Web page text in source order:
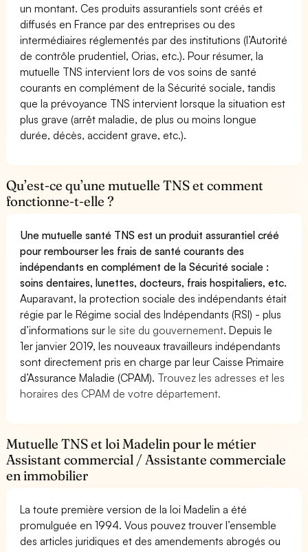
un montant. Ces produits assurantiels sont créés et
diffusés en France par des entreprises ou des
intermédiaires réglementés par des institutions (l’Autorité
de contrôle prudentiel, Orias, etc.). Pour résumer, la
mutuelle TNS intervient lors de vos soins de santé
courants en complément de la Sécurité sociale, tandis
que la prévoyance TNS intervient lorsque la situation est
plus grave (arrêt maladie, de plus ou moins longue
durée, décès, accident grave, etc.).
Qu’est-ce qu’une mutuelle TNS et comment
fonctionne-t-elle ?
Une mutuelle santé TNS est un produit assurantiel créé
pour rembourser les frais de santé courants des
indépendants en complément de la Sécurité sociale :
soins dentaires, lunettes, docteurs, frais hospitaliers, etc.
Auparavant, la protection sociale des indépendants était
régie par le Régime social des Indépendants (RSI) - plus
d’informations surle site du gouvernement. Depuis le
1er janvier 2019, les nouveaux travailleurs indépendants
sont directement pris en charge par leur Caisse Primaire
d’Assurance Maladie (CPAM). Trouvez les adresses et les
horaires des CPAM de votre département.
Mutuelle TNS et loi Madelin pour le métier
Assistant commercial / Assistante commerciale
en immobilier
La toute première version de la loi Madelin a été
promulguée en 1994. Vous pouvez trouver l’ensemble
des articles juridiques et des amendements abrogés ou